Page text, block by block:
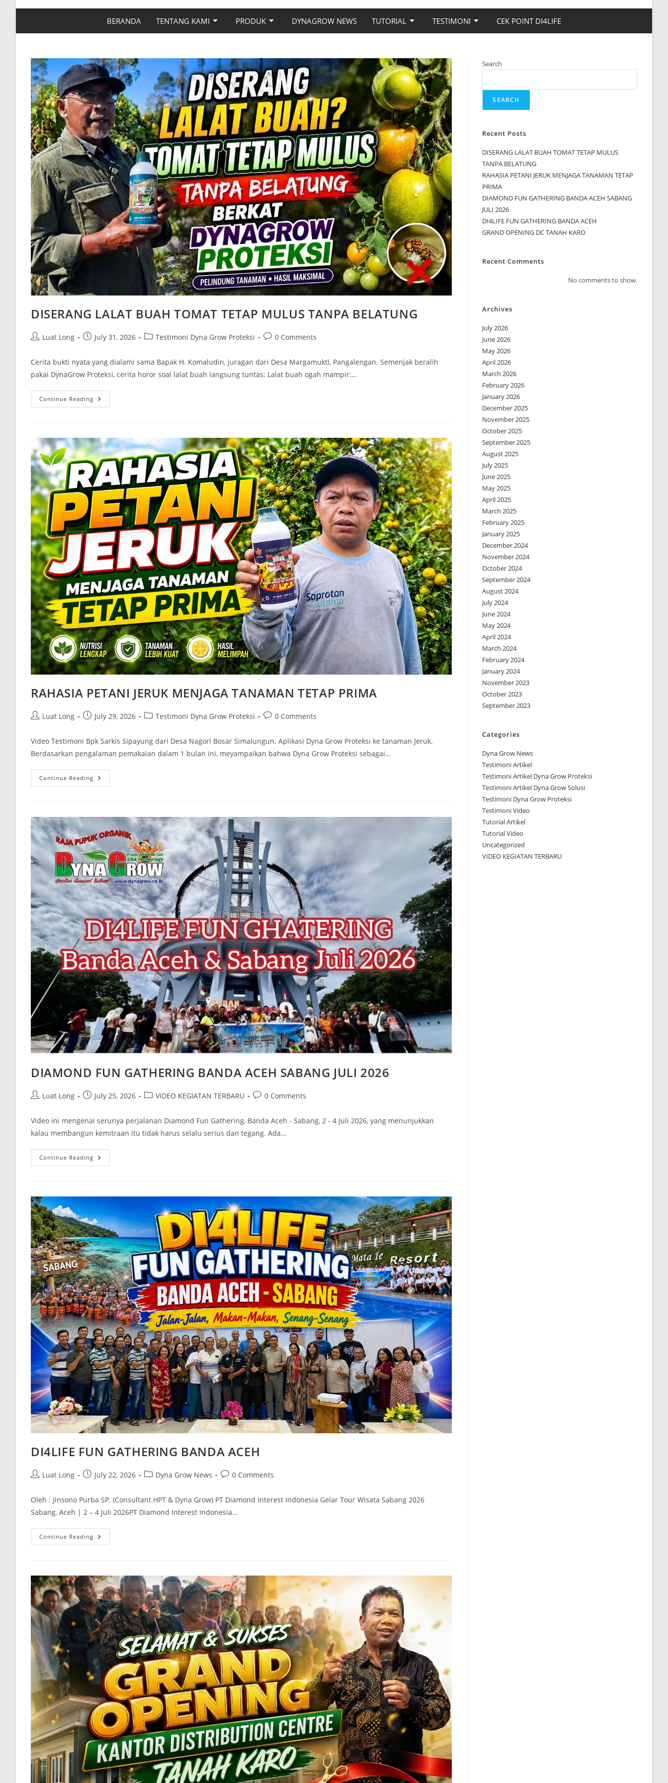
BERANDA TENTANG KAMI PRODUK DYNAGROW NEWS TUTORIAL TESTIMONI CEK POINT DI4LIFE
DISERANG LALAT BUAH TOMAT TETAP MULUS TANPA BELATUNG
Luat Long July 31, 2026 Testimoni Dyna Grow Proteksi 0 Comments
Cerita bukti nyata yang dialami sama Bapak H. Komaludin, juragan dari Desa Margamukti, Pangalengan. Semenjak beralih
pakai DynaGrow Proteksi, cerita horor soal lalat buah langsung tuntas: Lalat buah ogah mampir:…
Continue Reading
RAHASIA PETANI JERUK MENJAGA TANAMAN TETAP PRIMA
Luat Long July 29, 2026 Testimoni Dyna Grow Proteksi 0 Comments
Video Testimoni Bpk Sarkis Sipayung dari Desa Nagori Bosar Simalungun. Aplikasi Dyna Grow Proteksi ke tanaman Jeruk.
Berdasarkan pengalaman pemakaian dalam 1 bulan ini, meyampaikan bahwa Dyna Grow Proteksi sebagai…
Continue Reading
DIAMOND FUN GATHERING BANDA ACEH SABANG JULI 2026
Luat Long July 25, 2026 VIDEO KEGIATAN TERBARU 0 Comments
Video ini mengenai serunya perjalanan Diamond Fun Gathering, Banda Aceh - Sabang, 2 - 4 Juli 2026, yang menunjukkan
kalau membangun kemitraan itu tidak harus selalu serius dan tegang. Ada…
Continue Reading
DI4LIFE FUN GATHERING BANDA ACEH
Luat Long July 22, 2026 Dyna Grow News 0 Comments
Oleh : Jinsono Purba SP. (Consultant HPT & Dyna Grow) PT Diamond Interest Indonesia Gelar Tour Wisata Sabang 2026
Sabang, Aceh | 2 – 4 Juli 2026PT Diamond Interest Indonesia…
Continue Reading
Search
SEARCH
Recent Posts
DISERANG LALAT BUAH TOMAT TETAP MULUS
TANPA BELATUNG
RAHASIA PETANI JERUK MENJAGA TANAMAN TETAP
PRIMA
DIAMOND FUN GATHERING BANDA ACEH SABANG
JULI 2026
DI4LIFE FUN GATHERING BANDA ACEH
GRAND OPENING DC TANAH KARO
Recent Comments
No comments to show.
Archives
July 2026
June 2026
May 2026
April 2026
March 2026
February 2026
January 2026
December 2025
November 2025
October 2025
September 2025
August 2025
July 2025
June 2025
May 2025
April 2025
March 2025
February 2025
January 2025
December 2024
November 2024
October 2024
September 2024
August 2024
July 2024
June 2024
May 2024
April 2024
March 2024
February 2024
January 2024
November 2023
October 2023
September 2023
Categories
Dyna Grow News
Testimoni Artikel
Testimoni Artikel Dyna Grow Proteksi
Testimoni Artikel Dyna Grow Solusi
Testimoni Dyna Grow Proteksi
Testimoni Video
Tutorial Artikel
Tutorial Video
Uncategorized
VIDEO KEGIATAN TERBARU